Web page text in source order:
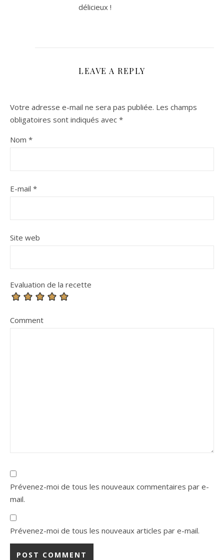
délicieux !
LEAVE A REPLY
Votre adresse e-mail ne sera pas publiée. Les champs
obligatoires sont indiqués avec *
Nom *
E-mail *
Site web
Evaluation de la recette
Comment
Prévenez-moi de tous les nouveaux commentaires par e-
mail.
Prévenez-moi de tous les nouveaux articles par e-mail.